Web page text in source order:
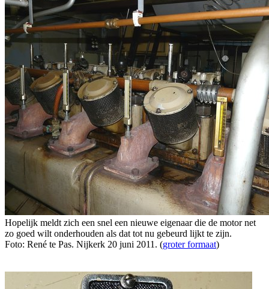
Hopelijk meldt zich een snel een nieuwe eigenaar die de motor net
zo goed wilt onderhouden als dat tot nu gebeurd lijkt te zijn.
Foto: René te Pas. Nijkerk 20 juni 2011. (groter formaat)